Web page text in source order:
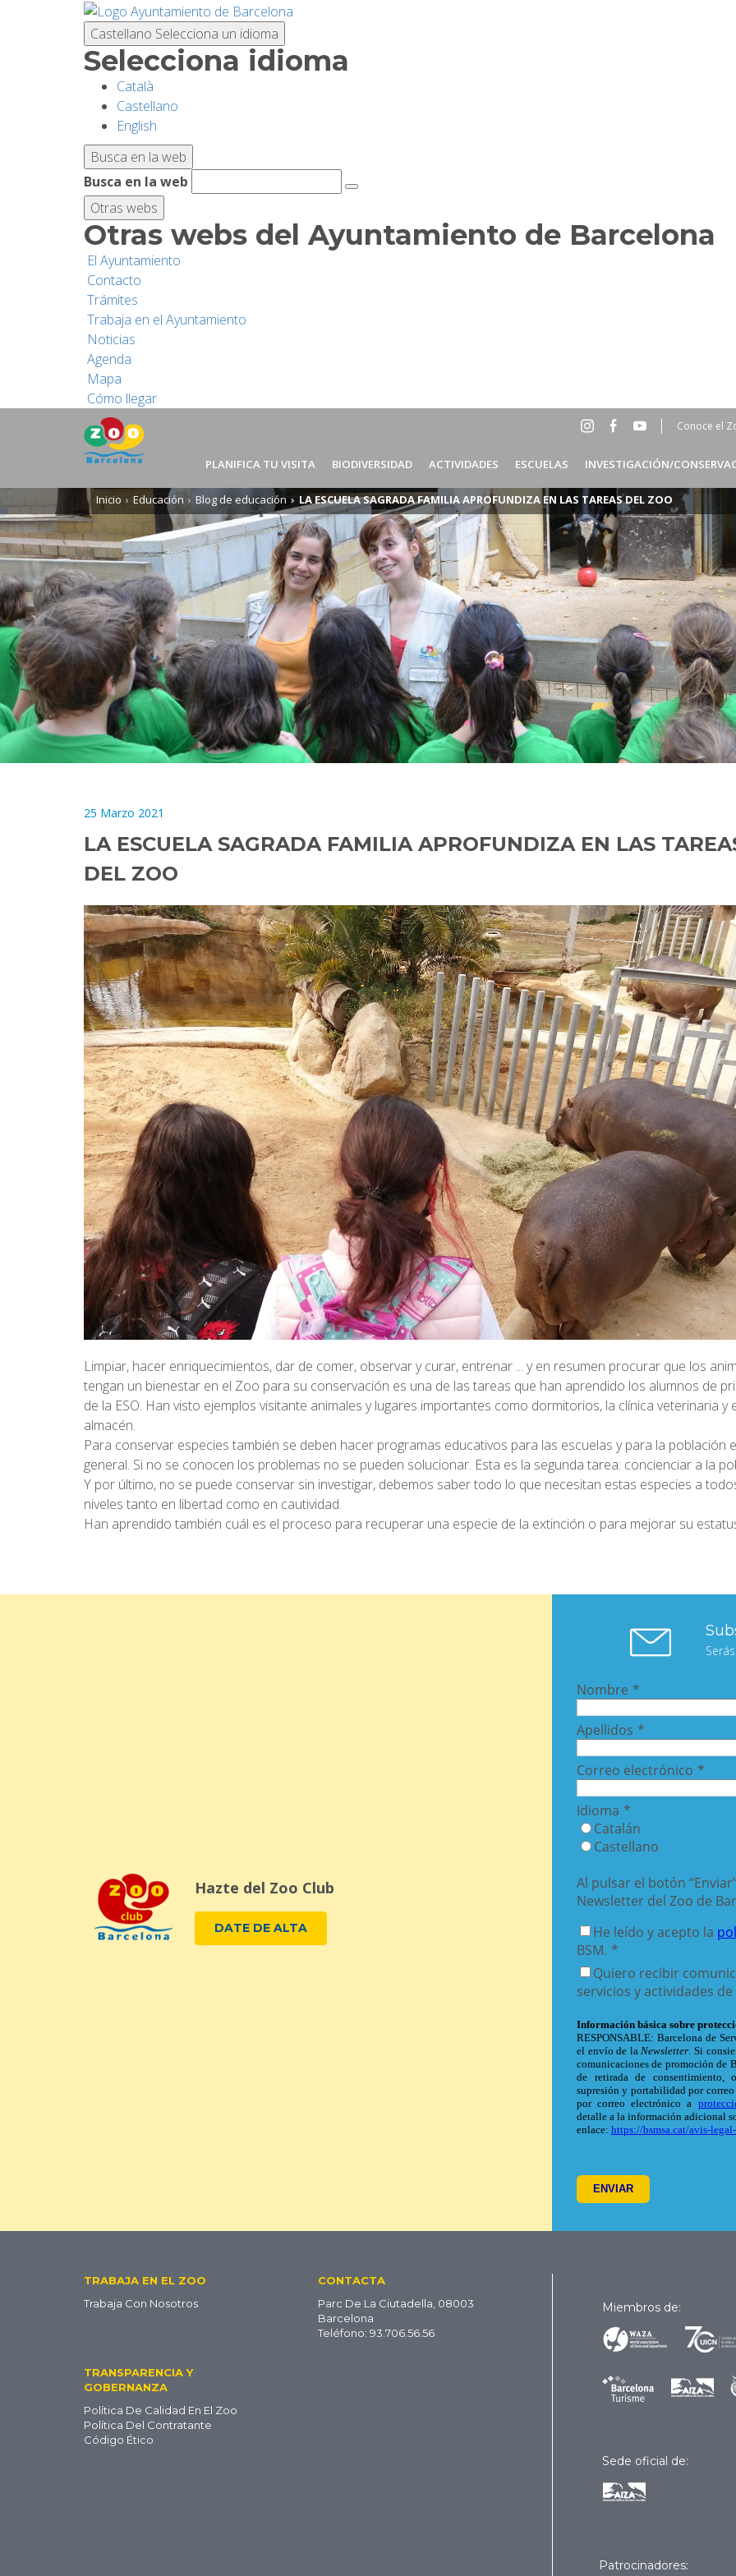
Castellano Selecciona un idioma
Selecciona idioma
Català
Castellano
English
Busca en la web
Busca en la web
Otras webs
Otras webs del Ayuntamiento de Barcelona
El Ayuntamiento
Contacto
Trámites
Trabaja en el Ayuntamiento
Noticias
Agenda
Mapa
Cómo llegar
Social
Menu
Header
ES
Conoce el
PLANIFICA TU VISITA BIODIVERSIDAD ACTIVIDADES ESCUELAS INVESTIGACIÓN/
Inicio Educación Blog de educación LA ESCUELA SAGRADA FAMILIA APROFUNDIZA EN LAS TAREAS DEL ZOO
25 Marzo 2021
LA ESCUELA SAGRADA FAMILIA APROFUNDIZA EN LAS
DEL ZOO
Limpiar, hacer enriquecimientos, dar de comer, observar y curar, entrenar ... y en resumen procurar que los
tengan un bienestar en el Zoo para su conservación es una de las tareas que han aprendido los alumnos de
de la ESO. Han visto ejemplos visitante animales y lugares importantes como dormitorios, la clínica veterinaria y
almacén.
Para conservar especies también se deben hacer programas educativos para las escuelas y para la población
general. Si no se conocen los problemas no se pueden solucionar. Esta es la segunda tarea: concienciar a la
Y por último, no se puede conservar sin investigar, debemos saber todo lo que necesitan estas especies a
niveles tanto en libertad como en cautividad.
Han aprendido también cuál es el proceso para recuperar una especie de la extinción o para mejorar su
Hazte del Zoo Club
DATE DE ALTA
Footer
ES
TRABAJA EN EL ZOO
Trabaja Con Nosotros
TRANSPARENCIA Y
GOBERNANZA
Política De Calidad En El Zoo
Política Del Contratante
Código Ético
CONTACTA
Parc De La Ciutadella, 08003
Barcelona
Teléfono: 93.706.56.56
Miembros de:
Sede oficial de:
Patrocinadores: